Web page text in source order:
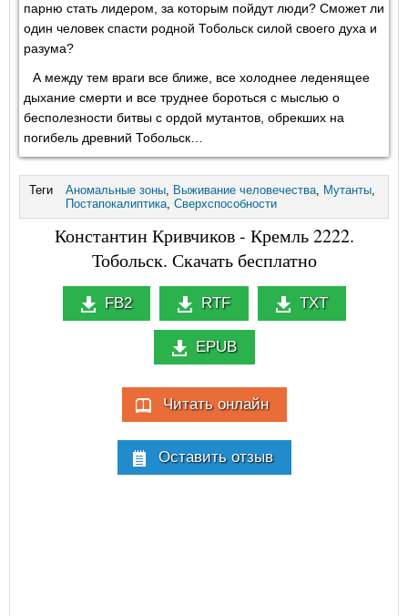
парню стать лидером, за которым пойдут люди? Сможет ли
один человек спасти родной Тобольск силой своего духа и
разума?
А между тем враги все ближе, все холоднее леденящее
дыхание смерти и все труднее бороться с мыслью о
бесполезности битвы с ордой мутантов, обрекших на
погибель древний Тобольск…
Теги Аномальные зоны, Выживание человечества, Мутанты,
Постапокалиптика, Сверхспособности
Константин Кривчиков - Кремль 2222.
Тобольск. Скачать бесплатно
FB2 RTF TXT
EPUB
Читать онлайн
Оставить отзыв